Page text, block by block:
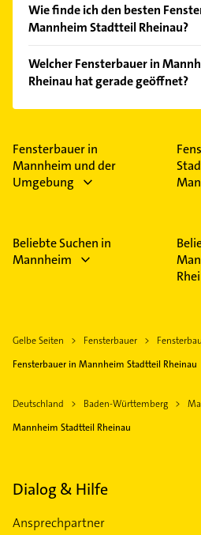
Wie finde ich den besten
Mannheim Stadtteil Rheinau?
Kundenmeinungen und
Empfehlungen. Die
einfach nachBewertungen
Welcher Fensterbauer in
Rheinau hat gerade geöffnet?
Im Anbieter-Bereich finden Sie
Feiertagen abweichen können.
Fensterbauer in
Mannheim und der
Umgebung
Beliebte Suchen in
Mannheim
Gelbe Seiten Fensterbauer
Fensterbauer in Mannheim Stadtteil Rheinau
Deutschland Baden-Württemberg
Mannheim Stadtteil Rheinau
Dialog & Hilfe
Ansprechpartner